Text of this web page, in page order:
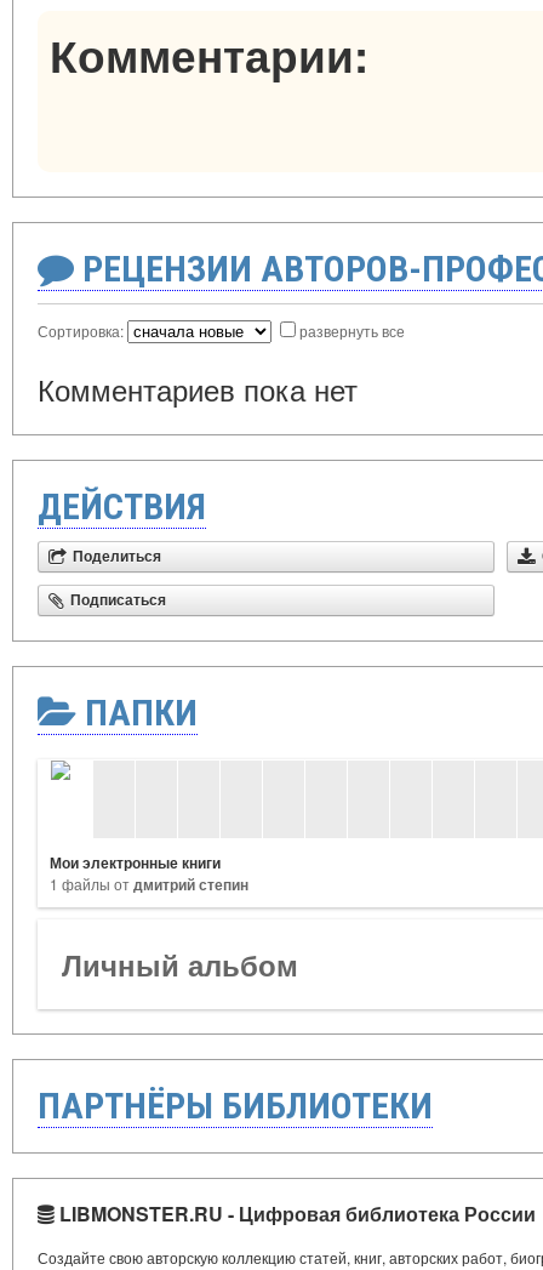
Комментарии:
РЕЦЕНЗИИ АВТОРОВ-
Сортировка: развернуть все
Комментариев пока нет
ДЕЙСТВИЯ
Поделиться
Подписаться
ПАПКИ
Мои электронные книги
1 файлы отдмитрий степин
Личный альбом
ПАРТНЁРЫ БИБЛИОТЕКИ
LIBMONSTER.RU - Цифровая библиотека России
Создайте свою авторскую коллекцию статей, книг, авторских работ,